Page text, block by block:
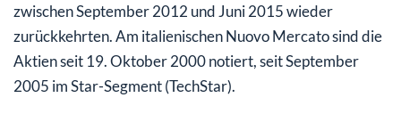
zwischen September 2012 und Juni 2015 wieder
zurückkehrten. Am italienischen Nuovo Mercato sind die
Aktien seit 19. Oktober 2000 notiert, seit September
2005 im Star-Segment (TechStar).